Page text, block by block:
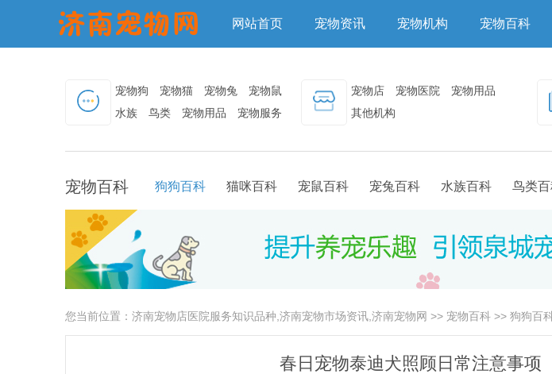
网站首页 宠物资讯 宠物机构 宠物百科
宠物狗 宠物猫 宠物兔
宠物鼠
水族
鸟类 宠物用品 宠物服务
宠物店 宠物医院
宠物用品
其他机构
宠物百科 狗狗百科 猫咪百科 宠鼠百科 宠兔百科 水族百科 鸟类
您当前位置： 济南宠物店医院服务知识品种,济南宠物市场资讯,济南宠物网 >> 宠物百科 >> 狗狗百
春日宠物泰迪犬照顾日常注意事项